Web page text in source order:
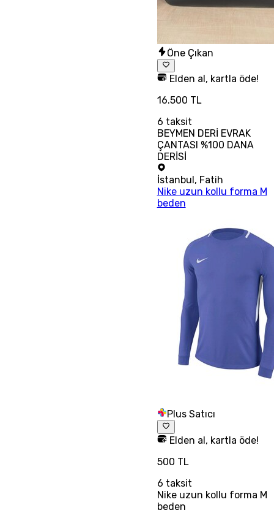
Öne Çıkan
Elden al, kartla öde!
16.500 TL
6 taksit
BEYMEN DERİ EVRAK
ÇANTASI %100 DANA
DERİSİ
İstanbul , Fatih
Nike uzun kollu forma M
beden
Plus Satıcı
Elden al, kartla öde!
500 TL
6 taksit
Nike uzun kollu forma M
beden